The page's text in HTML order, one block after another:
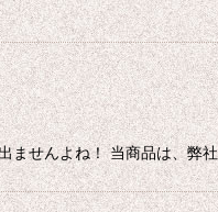
ませんよね！ 当商品は、